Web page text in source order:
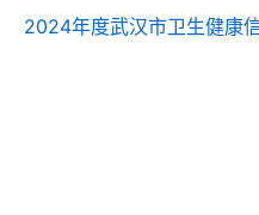
2024年度武汉市卫生健康